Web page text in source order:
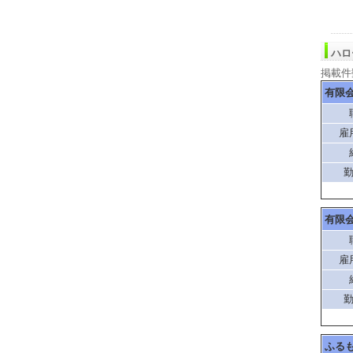
ハ
掲載
有限
雇
有限
雇
ふる